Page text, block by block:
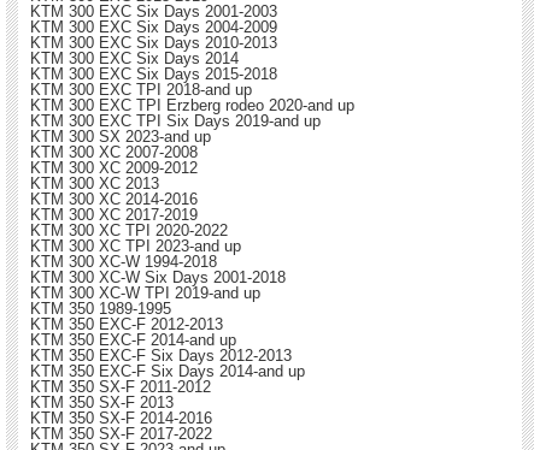
KTM 300 EXC Six Days 2001-2003
KTM 300 EXC Six Days 2004-2009
KTM 300 EXC Six Days 2010-2013
KTM 300 EXC Six Days 2014
KTM 300 EXC Six Days 2015-2018
KTM 300 EXC TPI 2018-and up
KTM 300 EXC TPI Erzberg rodeo 2020-and up
KTM 300 EXC TPI Six Days 2019-and up
KTM 300 SX 2023-and up
KTM 300 XC 2007-2008
KTM 300 XC 2009-2012
KTM 300 XC 2013
KTM 300 XC 2014-2016
KTM 300 XC 2017-2019
KTM 300 XC TPI 2020-2022
KTM 300 XC TPI 2023-and up
KTM 300 XC-W 1994-2018
KTM 300 XC-W Six Days 2001-2018
KTM 300 XC-W TPI 2019-and up
KTM 350 1989-1995
KTM 350 EXC-F 2012-2013
KTM 350 EXC-F 2014-and up
KTM 350 EXC-F Six Days 2012-2013
KTM 350 EXC-F Six Days 2014-and up
KTM 350 SX-F 2011-2012
KTM 350 SX-F 2013
KTM 350 SX-F 2014-2016
KTM 350 SX-F 2017-2022